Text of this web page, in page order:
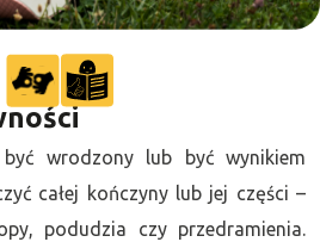
wrodzony lub być wynikiem
całej kończyny lub jej części –
podudzia czy przedramienia.